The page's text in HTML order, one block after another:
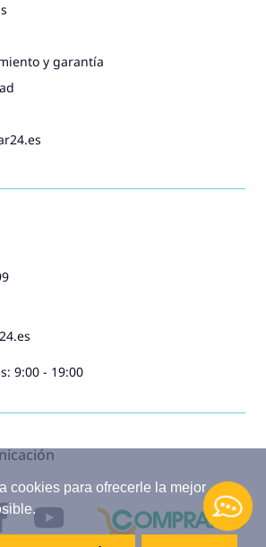
cookies para ofrecerle la mejor
9:00 - 19:00
y garantía